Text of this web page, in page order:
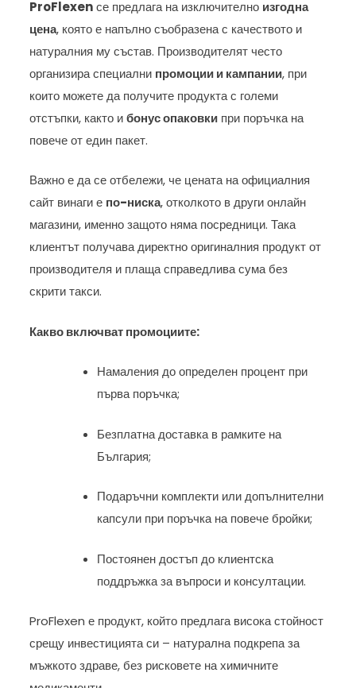
ProFlexenсе предлага на изключително изгодна
цена, която е напълно съобразена с качеството и
натуралния му състав. Производителят често
организира специални промоции и кампании, при
които можете да получите продукта с големи
отстъпки, както ибонус опаковки при поръчка на
повече от един пакет.
Важно е да се отбележи, че цената на официалния
сайт винаги е по-ниска, отколкото в други онлайн
магазини, именно защото няма посредници. Така
клиентът получава директно оригиналния продукт от
производителя и плаща справедлива сума без
скрити такси.
Какво включват промоциите:
Намаления до определен процент при
първа поръчка;
Безплатна доставка в рамките на
България;
Подаръчни комплекти или допълнителни
капсули при поръчка на повече бройки;
Постоянен достъп до клиентска
поддръжка за въпроси и консултации.
ProFlexen е продукт, който предлага висока стойност
срещу инвестицията си – натурална подкрепа за
мъжкото здраве, без рисковете на химичните